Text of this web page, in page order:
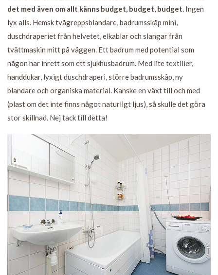
det med även om allt känns budget, budget, budget. Ingen
lyx alls. Hemsk tvågreppsblandare, badrumsskåp mini,
duschdraperiet från helvetet, elkablar och slangar från
tvättmaskin mitt på väggen. Ett badrum med potential som
någon har inrett som ett sjukhusbadrum. Med lite textilier,
handdukar, lyxigt duschdraperi, större badrumsskåp, ny
blandare och organiska material. Kanske en växt till och med
(plast om det inte finns något naturligt ljus), så skulle det göra
stor skillnad. Nej tack till detta!